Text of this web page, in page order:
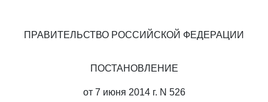
ПРАВИТЕЛЬСТВО РОССИЙСКОЙ ФЕДЕРАЦИИ
ПОСТАНОВЛЕНИЕ
от 7 июня 2014 г. N 526